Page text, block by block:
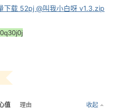
下载 52pj @叫我小白呀 v1.3.zip
值 收起
理由